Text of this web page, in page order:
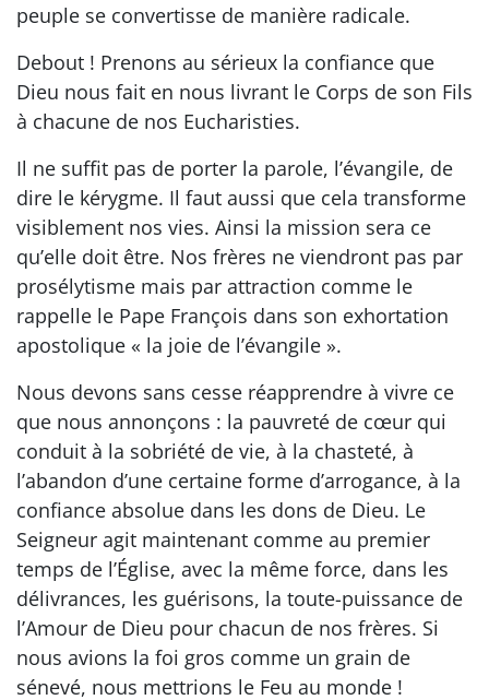
peuple se convertisse de manière radicale.
Debout ! Prenons au sérieux la confiance que
Dieu nous fait en nous livrant le Corps de son Fils
à chacune de nos Eucharisties.
Il ne suffit pas de porter la parole, l’évangile, de
dire le kérygme. Il faut aussi que cela transforme
visiblement nos vies. Ainsi la mission sera ce
qu’elle doit être. Nos frères ne viendront pas par
prosélytisme mais par attraction comme le
rappelle le Pape François dans son exhortation
apostolique « la joie de l’évangile ».
Nous devons sans cesse réapprendre à vivre ce
que nous annonçons : la pauvreté de cœur qui
conduit à la sobriété de vie, à la chasteté, à
l’abandon d’une certaine forme d’arrogance, à la
confiance absolue dans les dons de Dieu. Le
Seigneur agit maintenant comme au premier
temps de l’Église, avec la même force, dans les
délivrances, les guérisons, la toute-puissance de
l’Amour de Dieu pour chacun de nos frères. Si
nous avions la foi gros comme un grain de
sénevé, nous mettrions le Feu au monde !